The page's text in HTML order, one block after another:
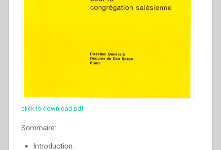
click to download pdf
Sommaire:
Introduction.